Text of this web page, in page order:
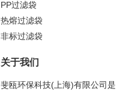
PP过滤袋
热熔过滤袋
非标过滤袋
关于我们
斐瓯环保科技(上海)有限公司是